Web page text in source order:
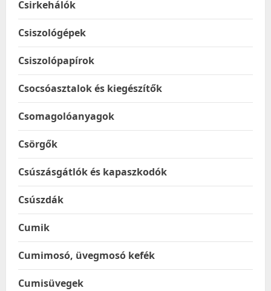
Csirkehálók
Csiszológépek
Csiszolópapírok
Csocsóasztalok és kiegészítők
Csomagolóanyagok
Csörgők
Csúszásgátlók és kapaszkodók
Csúszdák
Cumik
Cumimosó, üvegmosó kefék
Cumisüvegek